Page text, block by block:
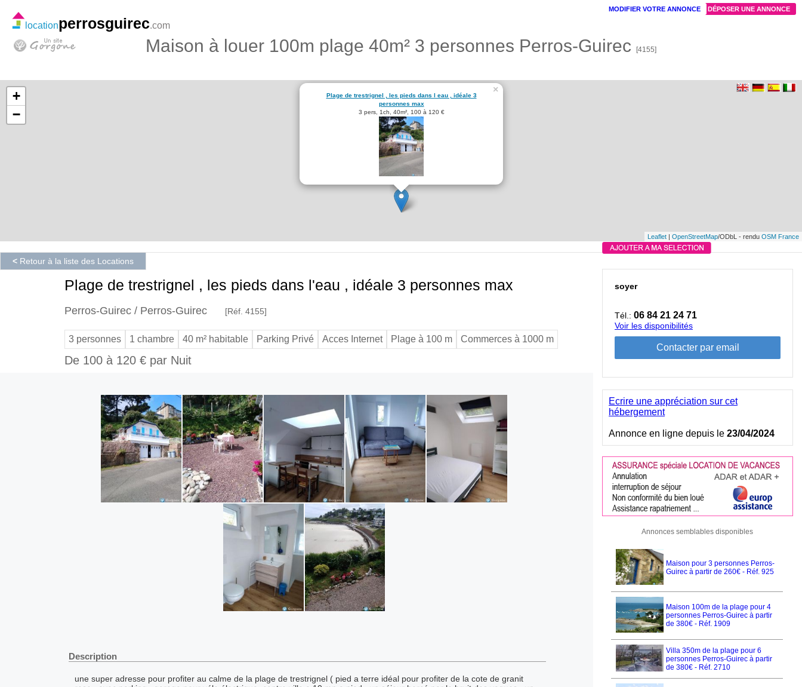
Maison à louer 100m plage 40m² 3 personnes Perros-Guirec [4155]
locationperrosguirec.com
Plage de trestrignel , les pieds dans l eau , idéale 3
personnes max
3 pers, 1ch, 40m², 100 à 120 €
×
+
−
Leaflet | OpenStreetMap/ODbL - rendu OSM France
< Retour à la liste des Locations
Plage de trestrignel , les pieds dans l'eau , idéale 3 personnes max
Perros-Guirec / Perros-Guirec [Réf. 4155]
3 personnes 1 chambre 40 m² habitable Parking Privé Acces Internet Plage à 100 m Commerces à 1000 m
De 100 à 120 € par Nuit
Description
une super adresse pour profiter au calme de la plage de trestrignel ( pied a terre idéal pour profiter de la cote de granit
soyer
Tél.: 06 84 21 24 71
Voir les disponibilités
Ecrire une appréciation sur cet
hébergement
Annonce en ligne depuis le 23/04/2024
Annonces semblables disponibles
Maison pour 3 personnes Perros-
Guirec à partir de 260€ - Réf. 925
Maison 100m de la plage pour 4
personnes Perros-Guirec à partir
de 380€ - Réf. 1909
Villa 350m de la plage pour 6
personnes Perros-Guirec à partir
de 380€ - Réf. 2710
DÉPOSER UNE ANNONCE
MODIFIER VOTRE ANNONCE